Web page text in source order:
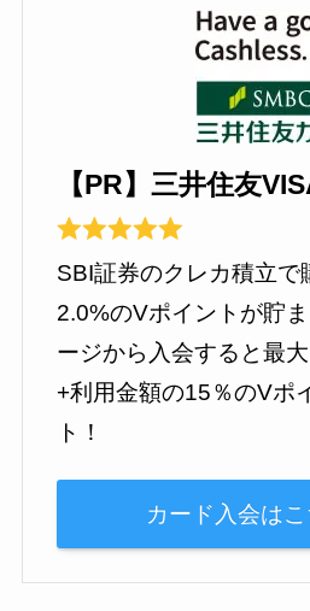
【PR】三井住友
SBI証券のクレカ積立で
2.0%のVポイントが貯
ージから入会すると最
+利用金額の15％のVポ
ト！
カード入会はこ